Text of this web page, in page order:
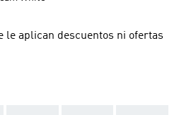
le aplican descuentos ni ofertas